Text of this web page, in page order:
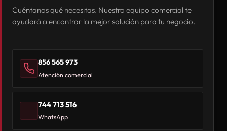
Cuéntanos qué necesitas. Nuestro equipo comercial te
ayudará a encontrar la mejor solución para tu negocio.
856 565 973
Atención comercial
744 713 516
WhatsApp